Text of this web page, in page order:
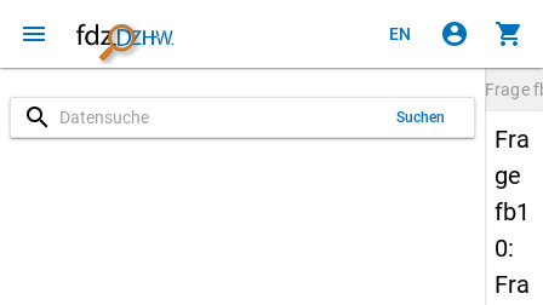
menu EN account_circle shopping_cart
search Suchen
Frage
Fra
ge
fb1
0:
Fra